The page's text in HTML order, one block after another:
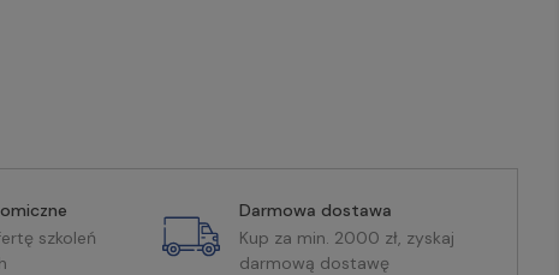
szkoleń
Darmowa dostawa
Kup za min. 2000 zł, zyskaj
darmową dostawę